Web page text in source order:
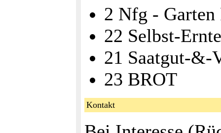
2 Nfg - Garten
22 Selbst-
21 Saatgut-&-
23 BROT
Kontakt